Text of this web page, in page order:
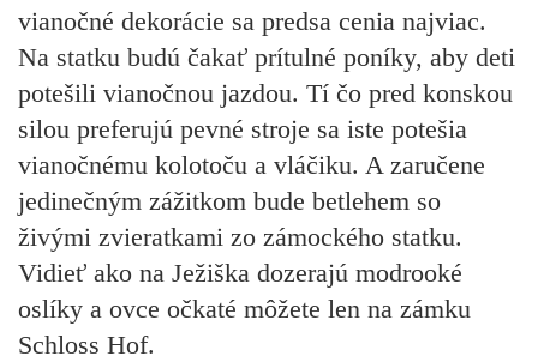
vianočné dekorácie sa predsa cenia najviac.
Na statku budú čakať prítulné poníky, aby deti
potešili vianočnou jazdou. Tí čo pred konskou
silou preferujú pevné stroje sa iste potešia
vianočnému kolotoču a vláčiku. A zaručene
jedinečným zážitkom bude betlehem so
živými zvieratkami zo zámockého statku.
Vidieť ako na Ježiška dozerajú modrooké
oslíky a ovce očkaté môžete len na zámku
Schloss Hof.